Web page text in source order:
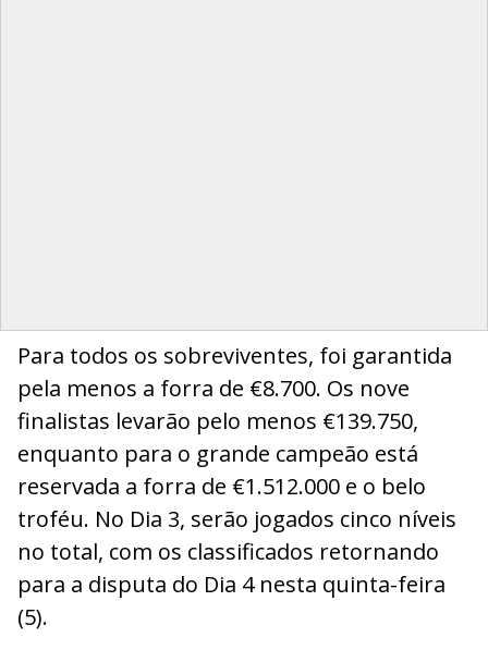
Para todos os sobreviventes, foi garantida
pela menos a forra de €8.700. Os nove
finalistas levarão pelo menos €139.750,
enquanto para o grande campeão está
reservada a forra de €1.512.000 e o belo
troféu. No Dia 3, serão jogados cinco níveis
no total, com os classificados retornando
para a disputa do Dia 4 nesta quinta-feira
(5).